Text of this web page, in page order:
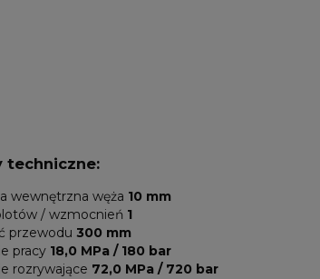
techniczne:
wewnętrzna węża 10 mm
/ wzmocnień 1
przewodu 300 mm
pracy 18,0 MPa / 180 bar
rozrywające 72,0 MPa / 720 bar